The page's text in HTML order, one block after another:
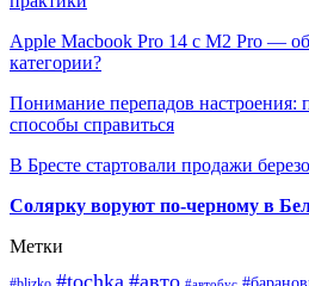
Apple Macbook Pro 14 с M2 Pro —
категории?
Понимание перепадов настроения:
способы справиться
В Бресте стартовали продажи
Солярку воруют по-черному в
Метки
#tochka #авто